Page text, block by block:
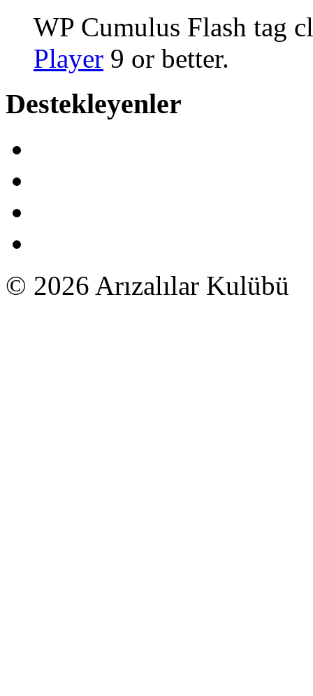
WP Cumulus Flash tag
Player 9 or better.
Destekleyenler
© 2026 Arızalılar Kulübü